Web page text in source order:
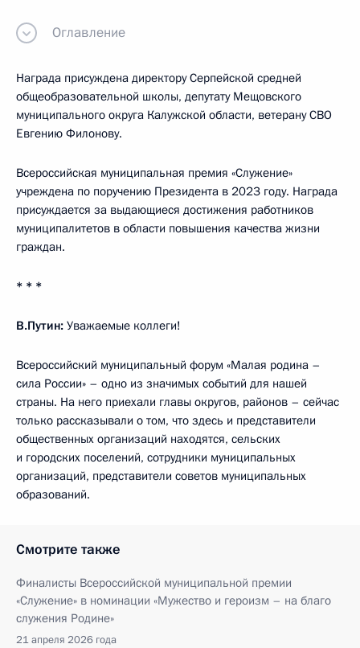
Оглавление
Награда присуждена директору Серпейской средней
общеобразовательной школы, депутату Мещовского
муниципального округа Калужской области, ветерану СВО
Евгению Филонову.
Всероссийская муниципальная премия «Служение»
учреждена по поручению Президента в 2023 году. Награда
присуждается за выдающиеся достижения работников
муниципалитетов в области повышения качества жизни
граждан.
* * *
В.Путин: Уважаемые коллеги!
Всероссийский муниципальный форум «Малая родина –
сила России» – одно из значимых событий для нашей
страны. На него приехали главы округов, районов – сейчас
только рассказывали о том, что здесь и представители
общественных организаций находятся, сельских
и городских поселений, сотрудники муниципальных
организаций, представители советов муниципальных
образований.
Смотрите также
Финалисты Всероссийской муниципальной премии
«Служение» в номинации «Мужество и героизм – на благо
служения Родине»
21 апреля 2026 года